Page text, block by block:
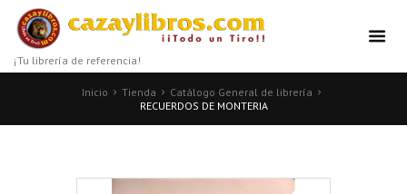
¡Tu librería de referencia!
Inicio Tienda
Catálogo General de librería
RECUERDOS DE MONTERIA